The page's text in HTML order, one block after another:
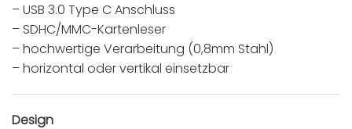
– USB 3.0 Type C Anschluss
– SDHC/MMC-Kartenleser
– hochwertige Verarbeitung (0,8mm Stahl)
– horizontal oder vertikal einsetzbar
Design